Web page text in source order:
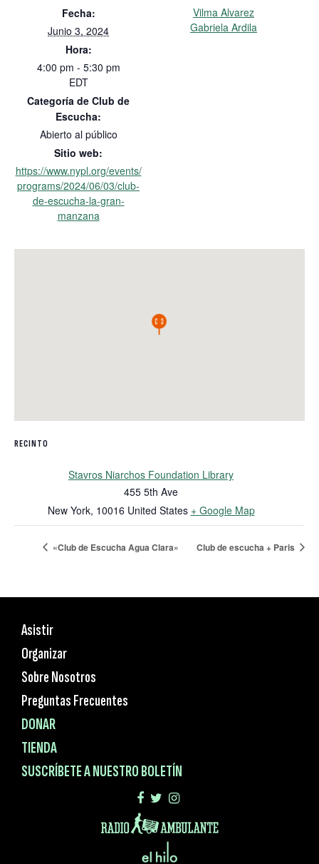
Fecha:
Junio 3, 2024
Hora:
4:00 pm - 5:30 pm
EDT
Categoría de Club de
Escucha:
Abierto al público
Sitio web:
https://www.nypl.org/events/
programs/2024/06/03/club-
de-escucha-la-gran-
manzana
Vilma Alvarez
Gabriela Ardila
RECINTO
Stavros Niarchos Foundation Library
455 5th Ave
New York, 10016 United States + Google Map
«Club de Escucha Agua Clara» Club de escucha + Paris
Asistir
Organizar
Sobre Nosotros
Preguntas Frecuentes
DONAR
TIENDA
SUSCRÍBETE A NUESTRO BOLETÍN